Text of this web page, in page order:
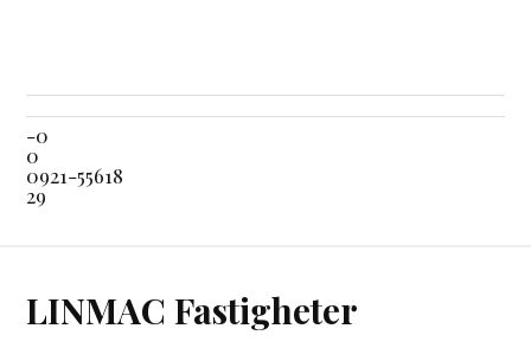
-0
0
0921-55618
29
LINMAC Fastigheter